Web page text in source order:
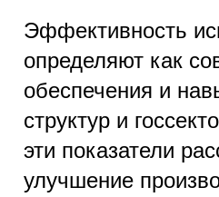
Эффективность
определяют как
обеспечения и
структур и
эти показатели
улучшение